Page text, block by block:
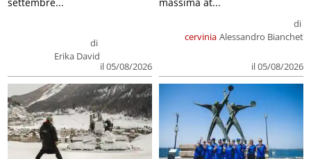
di
Erika David
il 05/08/2026
cervinia
di
Alessandro Bianchet
il 05/08/2026